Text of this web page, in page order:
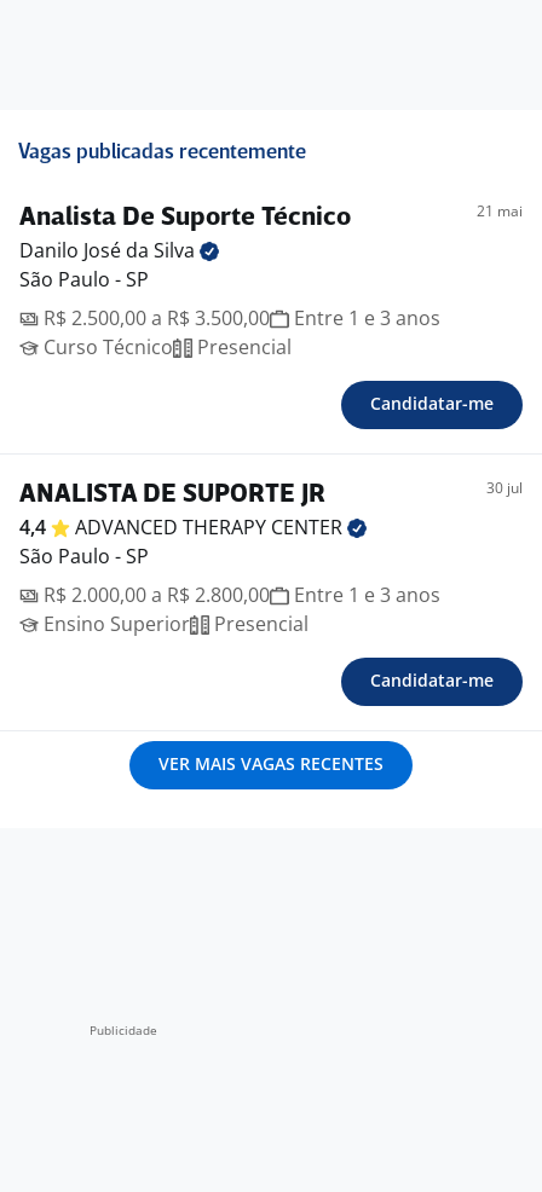
Vagas publicadas recentemente
Analista De Suporte Técnico 21 mai
Danilo José da Silva
São Paulo - SP
R$ 2.500,00 a R$ 3.500,00
Entre 1 e 3 anos
Curso Técnico
Presencial
Candidatar-me
ANALISTA DE SUPORTE JR 30 jul
4,4 ADVANCED THERAPY CENTER
São Paulo - SP
R$ 2.000,00 a R$ 2.800,00
Entre 1 e 3 anos
Ensino Superior
Presencial
Candidatar-me
VER MAIS VAGAS RECENTES